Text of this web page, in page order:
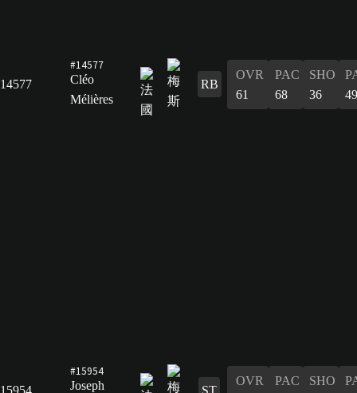
14577
#14577
Cléo
Mélières
RB
OVR
61
PAC
68
SHO
36
49
15954
#15954
Joseph
ST
OVR
PAC
SHO